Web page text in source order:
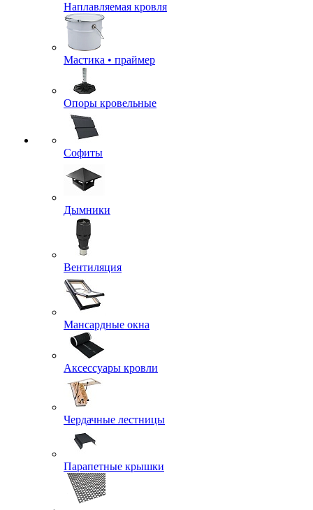
Наплавляемая кровля
Мастика • праймер
Опоры кровельные
Софиты
Дымники
Вентиляция
Мансардные окна
Аксессуары кровли
Чердачные лестницы
Парапетные крышки